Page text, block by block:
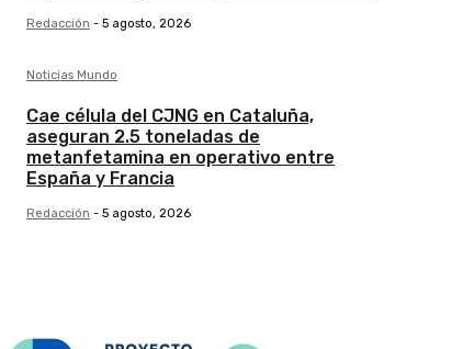
Redacción - 5 agosto, 2026
Noticias Mundo
Cae célula del CJNG en Cataluña,
aseguran 2.5 toneladas de
metanfetamina en operativo entre
España y Francia
Redacción - 5 agosto, 2026